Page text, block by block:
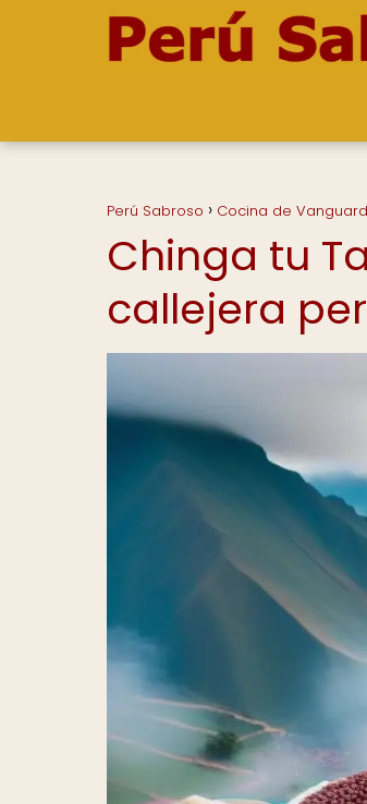
Perú Sabroso Cocina de
Chinga tu
callejera